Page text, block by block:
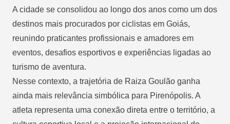
A cidade se consolidou ao longo dos anos como um dos
destinos mais procurados por ciclistas em Goiás,
reunindo praticantes profissionais e amadores em
eventos, desafios esportivos e experiências ligadas ao
turismo de aventura.
Nesse contexto, a trajetória de Raiza Goulão ganha
ainda mais relevância simbólica para Pirenópolis. A
atleta representa uma conexão direta entre o território, a